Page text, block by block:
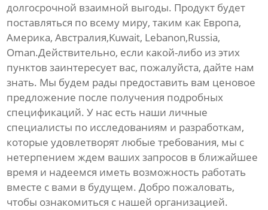
долгосрочной взаимной выгоды. Продукт будет
поставляться по всему миру, таким как Европа,
Америка, Австралия,Kuwait, Lebanon,Russia,
Oman.Действительно, если какой-либо из этих
пунктов заинтересует вас, пожалуйста, дайте нам
знать. Мы будем рады предоставить вам ценовое
предложение после получения подробных
спецификаций. У нас есть наши личные
специалисты по исследованиям и разработкам,
которые удовлетворят любые требования, мы с
нетерпением ждем ваших запросов в ближайшее
время и надеемся иметь возможность работать
вместе с вами в будущем. Добро пожаловать,
чтобы ознакомиться с нашей организацией.